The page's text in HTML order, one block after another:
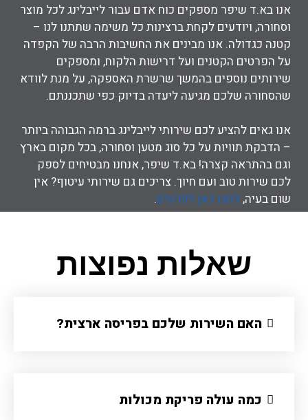
אנו בא.ד שיפר מספקים כוח אדם עבור לייבלינג לכל מוצר
וסחורה, ויודעים לקחת ברצינות כל משימה שתתנו לנו –
קטנה כגדולה. אנו מבינים את החשיבות הרבה של הקפדה
על הפרטים הקטנים ועל דרישות הלקוח, ומספקים
שירותים נוספים בהמשך שרשרת האספקה, על מנת לוודא
שהסחורה שלכם מגיעה ליעדה בדיוק כפי שתכננתם.
אנו גאים להציע לכם שירותי לייבלינג ברמה הגבוהה ביותר
– הדבקת תוויות על כל סוג מטען וסחורה, בכל מקום בארץ
וגם בהתראה קצרה! בא.ד שיפר, אנחנו מבטיחים לספק
לכם שירות טוב ועם חיוך. צריכים גם שירותי עיטוף? אין
שום בעיה,לחצו כאן לפרטים.
שאלות נפוצות
האם השירות שלכם בפריסה ארצית?​
כמה עולה פריקת מכולות